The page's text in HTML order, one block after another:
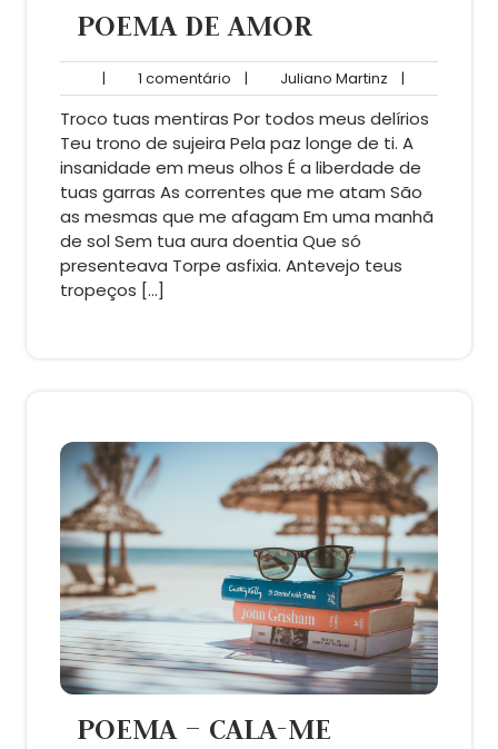
POEMA DE AMOR
| 1 comentário
comentário
| Juliano Martinz Juliano
Martinz
|
Troco tuas mentiras Por todos meus delírios
Teu trono de sujeira Pela paz longe de ti. A
insanidade em meus olhos É a liberdade de
tuas garras As correntes que me atam São
as mesmas que me afagam Em uma manhã
de sol Sem tua aura doentia Que só
presenteava Torpe asfixia. Antevejo teus
tropeços […]
POEMA – CALA-ME